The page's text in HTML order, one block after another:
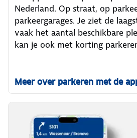
Nederland. Op straat, op
parkeergarages. Je ziet de
vaak het aantal beschikbare
kan je ook met korting
Meer over parkeren met de